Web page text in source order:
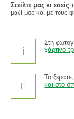
Στείλτε μας κι εσείς
μαζί μας και με τους
Στη
χάρτινο
Το
και στο